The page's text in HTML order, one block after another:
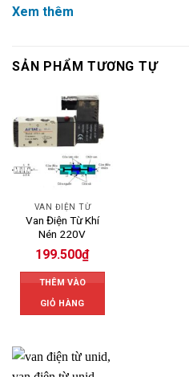
Xem thêm
SẢN PHẨM TƯƠNG TỰ
VAN ĐIỆN TỪ
Van Điện Từ Khí
Nén 220V
199.500₫
THÊM VÀO
GIỎ HÀNG